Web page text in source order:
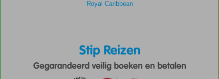
Royal Caribbean
Stip Reizen
Gegarandeerd veilig boeken en betalen